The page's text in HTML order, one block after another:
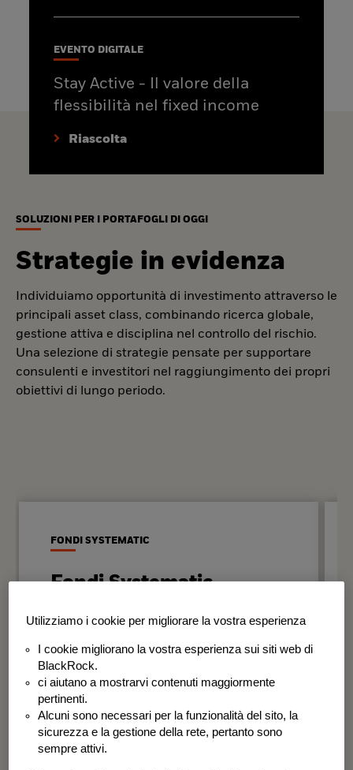
EVENTO DIGITALE
Stay Active - Il valore della
flessibilità nel fixed income
Riascolta
SOLUZIONI PER I PORTAFOGLI DI OGGI
Strategie in evidenza
Individuiamo opportunità di investimento attraverso le
principali asset class, combinando ricerca globale,
gestione attiva e disciplina nel controllo del rischio.
Una selezione di strategie pensate per supportare
consulenti e investitori nel raggiungimento dei propri
obiettivi di lungo periodo.
FONDI SYSTEMATIC
Fondi Systematic
Strategie quantitative basate sui dati
disciplinato e coerente nel tempo.
BSF Systematic World Equity Fund
BGF Systematic Global Equity High
Income Fund
Utilizziamo i cookie per migliorare la vostra esperienza
I cookie migliorano la vostra esperienza sui siti web di
BlackRock.
ci aiutano a mostrarvi contenuti maggiormente
pertinenti.
Alcuni sono necessari per la funzionalità del sito, la
sicurezza e la gestione della rete, pertanto sono
sempre attivi.